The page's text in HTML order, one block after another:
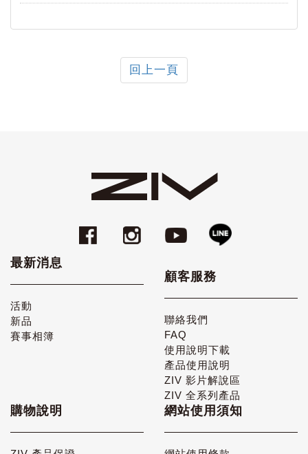
回上一頁
最新消息
活動
新品
賽事相簿
顧客服務
聯絡我們
FAQ
使用說明下載
產品使用說明
ZIV 影片解說區
ZIV 全系列產品
購物說明 網站使用須知